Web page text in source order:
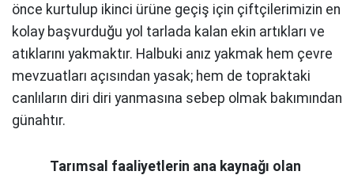
önce kurtulup ikinci ürüne geçiş için çiftçilerimizin en
kolay başvurduğu yol tarlada kalan ekin artıkları ve
atıklarını yakmaktır. Halbuki anız yakmak hem çevre
mevzuatları açısından yasak; hem de topraktaki
canlıların diri diri yanmasına sebep olmak bakımından
günahtır.
Tarımsal faaliyetlerin ana kaynağı olan